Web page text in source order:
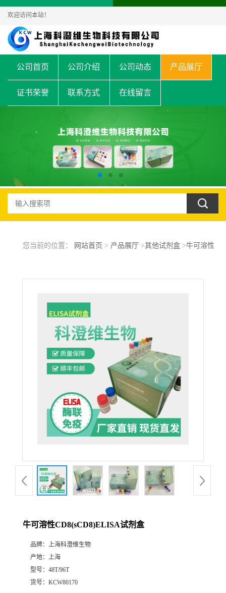
欢迎访问本站！
公司首页 公司介绍 公司动态 产品展厅
证书荣誉 联系方式 在线留言
您当前的位置： 网站首页 > 产品展厅>其他试剂盒>牛可溶性
牛可溶性CD8(sCD8)ELISA试剂盒
品牌：
上海科澄维生物
产地：
上海
型号： 48T/96T
货号： KCW80170